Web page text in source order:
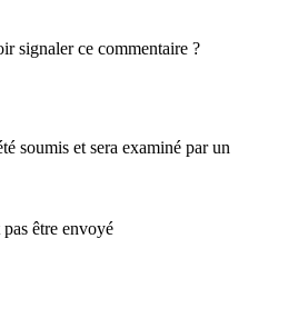
signaler ce commentaire ?
soumis et sera examiné par un
être envoyé